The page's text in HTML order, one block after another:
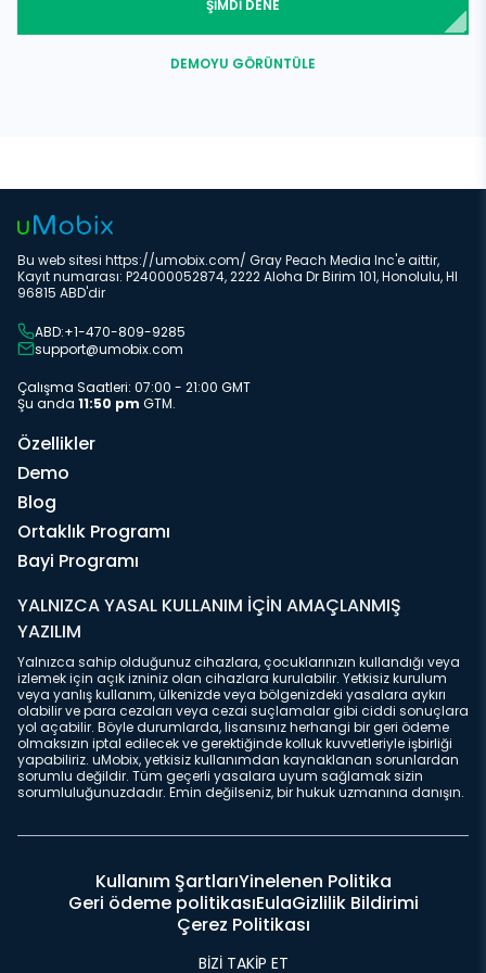
ŞİMDİ DENE
DEMOYU GÖRÜNTÜLE
Bu web sitesi https://umobix.com/ Gray Peach Media Inc'e aittir,
Kayıt numarası: P24000052874, 2222 Aloha Dr Birim 101, Honolulu, HI
96815 ABD'dir
ABD:+1-470-809-9285
support@umobix.com
Çalışma Saatleri: 07:00 - 21:00 GMT
Şu anda 11:50 pm GTM.
Özellikler
Demo
Blog
Ortaklık Programı
Bayi Programı
YALNIZCA YASAL KULLANIM İÇİN AMAÇLANMIŞ
YAZILIM
Yalnızca sahip olduğunuz cihazlara, çocuklarınızın kullandığı veya
izlemek için açık izniniz olan cihazlara kurulabilir. Yetkisiz kurulum
veya yanlış kullanım, ülkenizde veya bölgenizdeki yasalara aykırı
olabilir ve para cezaları veya cezai suçlamalar gibi ciddi sonuçlara
yol açabilir. Böyle durumlarda, lisansınız herhangi bir geri ödeme
olmaksızın iptal edilecek ve gerektiğinde kolluk kuvvetleriyle işbirliği
yapabiliriz. uMobix, yetkisiz kullanımdan kaynaklanan sorunlardan
sorumlu değildir. Tüm geçerli yasalara uyum sağlamak sizin
sorumluluğunuzdadır. Emin değilseniz, bir hukuk uzmanına danışın.
Kullanım ŞartlarıYinelenen Politika
Geri ödeme politikasıEulaGizlilik Bildirimi
Çerez Politikası
BİZİ TAKİP ET